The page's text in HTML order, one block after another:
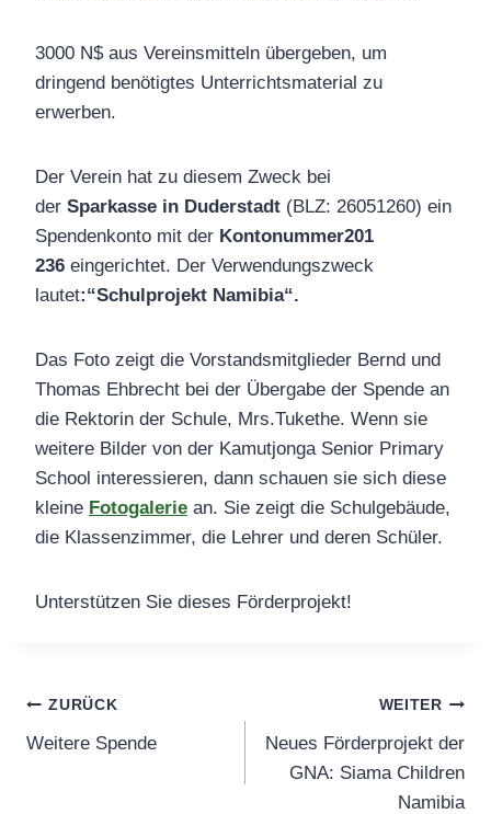
3000 N$ aus Vereinsmitteln übergeben, um
dringend benötigtes Unterrichtsmaterial zu
erwerben.
Der Verein hat zu diesem Zweck bei
der Sparkasse in Duderstadt (BLZ: 26051260) ein
Spendenkonto mit der Kontonummer201
236 eingerichtet. Der Verwendungszweck
lautet:“Schulprojekt Namibia“.
Das Foto zeigt die Vorstandsmitglieder Bernd und
Thomas Ehbrecht bei der Übergabe der Spende an
die Rektorin der Schule, Mrs.Tukethe. Wenn sie
weitere Bilder von der Kamutjonga Senior Primary
School interessieren, dann schauen sie sich diese
kleine Fotogalerie an. Sie zeigt die Schulgebäude,
die Klassenzimmer, die Lehrer und deren Schüler.
Unterstützen Sie dieses Förderprojekt!
Beitragsnavigation
ZURÜCK
Weitere Spende
WEITER
Neues Förderprojekt der
GNA: Siama Children
Namibia